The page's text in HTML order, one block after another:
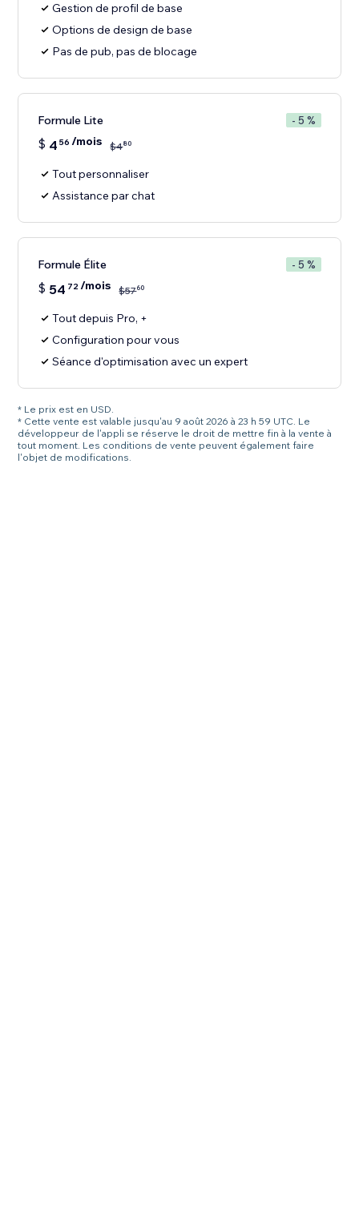
Gestion de profil de base
Options de design de base
Pas de pub, pas de blocage
Formule Lite - 5 %
$ 4 56 /mois $480
Tout personnaliser
Assistance par chat
Formule Élite - 5 %
$ 54 72/mois $5760
Tout depuis Pro, +
Configuration pour vous
Séance d'optimisation avec un expert
* Le prix est en USD.
* Cette vente est valable jusqu'au 9 août 2026 à 23 h 59 UTC. Le
développeur de l'appli se réserve le droit de mettre fin à la vente à
tout moment. Les conditions de vente peuvent également faire
l'objet de modifications.